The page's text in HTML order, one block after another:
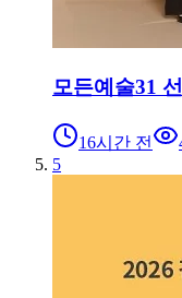
모든예술31
16시간 전
5